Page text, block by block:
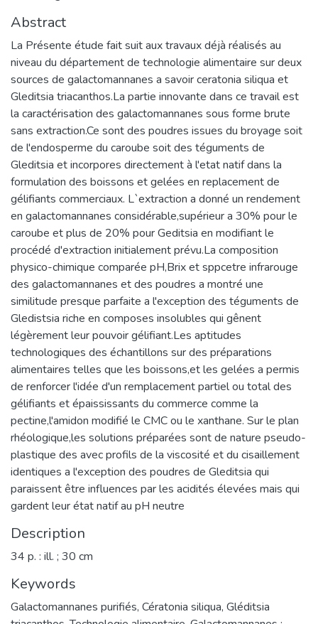
Abstract
La Présente étude fait suit aux travaux déjà réalisés au
niveau du département de technologie alimentaire sur deux
sources de galactomannanes a savoir ceratonia siliqua et
Gleditsia triacanthos.La partie innovante dans ce travail est
la caractérisation des galactomannanes sous forme brute
sans extraction.Ce sont des poudres issues du broyage soit
de l'endosperme du caroube soit des téguments de
Gleditsia et incorpores directement à l'etat natif dans la
formulation des boissons et gelées en replacement de
gélifiants commerciaux. L`extraction a donné un rendement
en galactomannanes considérable,supérieur a 30% pour le
caroube et plus de 20% pour Geditsia en modifiant le
procédé d'extraction initialement prévu.La composition
physico-chimique comparée pH,Brix et sppcetre infrarouge
des galactomannanes et des poudres a montré une
similitude presque parfaite a l'exception des téguments de
Gledistsia riche en composes insolubles qui gênent
légèrement leur pouvoir gélifiant.Les aptitudes
technologiques des échantillons sur des préparations
alimentaires telles que les boissons,et les gelées a permis
de renforcer l'idée d'un remplacement partiel ou total des
gélifiants et épaississants du commerce comme la
pectine,l'amidon modifié le CMC ou le xanthane. Sur le plan
rhéologique,les solutions préparées sont de nature pseudo-
plastique des avec profils de la viscosité et du cisaillement
identiques a l'exception des poudres de Gleditsia qui
paraissent être influences par les acidités élevées mais qui
gardent leur état natif au pH neutre
Description
34 p. : ill. ; 30 cm
Keywords
Galactomannanes purifiés, Cératonia siliqua, Gléditsia